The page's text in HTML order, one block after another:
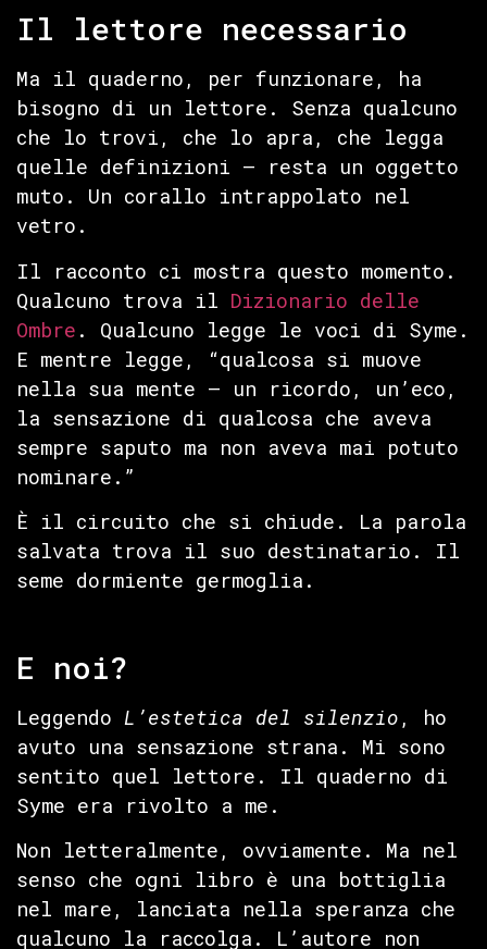
Il lettore necessario
Ma il quaderno, per funzionare, ha
bisogno di un lettore. Senza qualcuno
che lo trovi, che lo apra, che legga
quelle definizioni — resta un oggetto
muto. Un corallo intrappolato nel
vetro.
Il racconto ci mostra questo momento.
Qualcuno trova il Dizionario delle
Ombre . Qualcuno legge le voci di Syme.
E mentre legge, “qualcosa si muove
nella sua mente — un ricordo, un’eco,
la sensazione di qualcosa che aveva
sempre saputo ma non aveva mai potuto
nominare.”
È il circuito che si chiude. La parola
salvata trova il suo destinatario. Il
seme dormiente germoglia.
E noi?
Leggendo L’estetica del silenzio , ho
avuto una sensazione strana. Mi sono
sentito quel lettore. Il quaderno di
Syme era rivolto a me.
Non letteralmente, ovviamente. Ma nel
senso che ogni libro è una bottiglia
nel mare, lanciata nella speranza che
qualcuno la raccolga. L’autore non